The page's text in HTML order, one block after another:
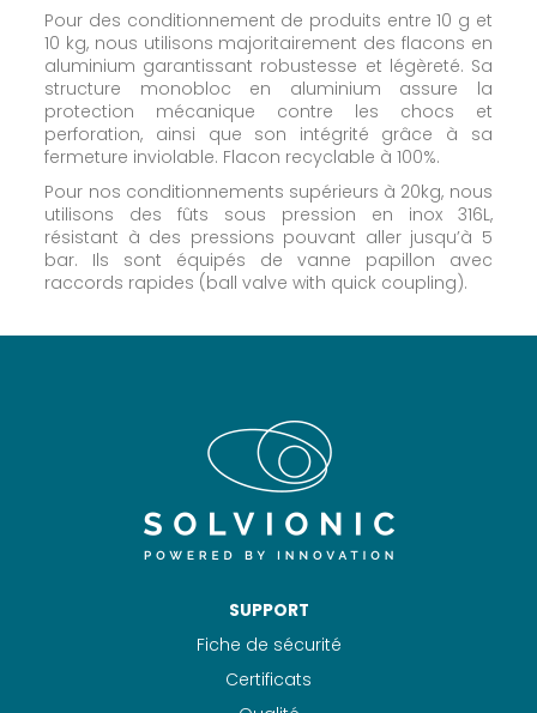
Pour des conditionnement de produits entre 10 g et
10 kg, nous utilisons majoritairement des flacons en
aluminium garantissant robustesse et légèreté. Sa
structure monobloc en aluminium assure la
protection mécanique contre les chocs et
perforation, ainsi que son intégrité grâce à sa
fermeture inviolable. Flacon recyclable à 100%.
Pour nos conditionnements supérieurs à 20kg, nous
utilisons des fûts sous pression en inox 316L,
résistant à des pressions pouvant aller jusqu’à 5
bar. Ils sont équipés de vanne papillon avec
raccords rapides (ball valve with quick coupling).
SUPPORT
Fiche de sécurité
Certificats